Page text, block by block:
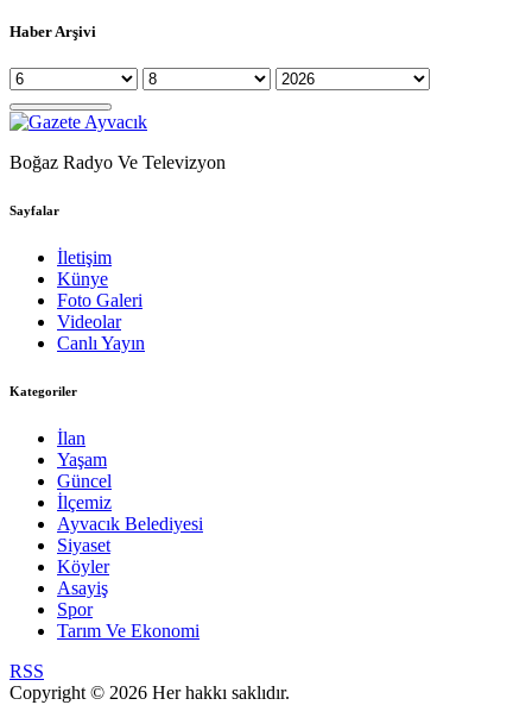
Haber Arşivi
Boğaz Radyo Ve Televizyon
Sayfalar
İletişim
Künye
Foto Galeri
Videolar
Canlı Yayın
Kategoriler
İlan
Yaşam
Güncel
İlçemiz
Ayvacık Belediyesi
Siyaset
Köyler
Asayiş
Spor
Tarım Ve Ekonomi
RSS
Copyright © 2026 Her hakkı saklıdır.